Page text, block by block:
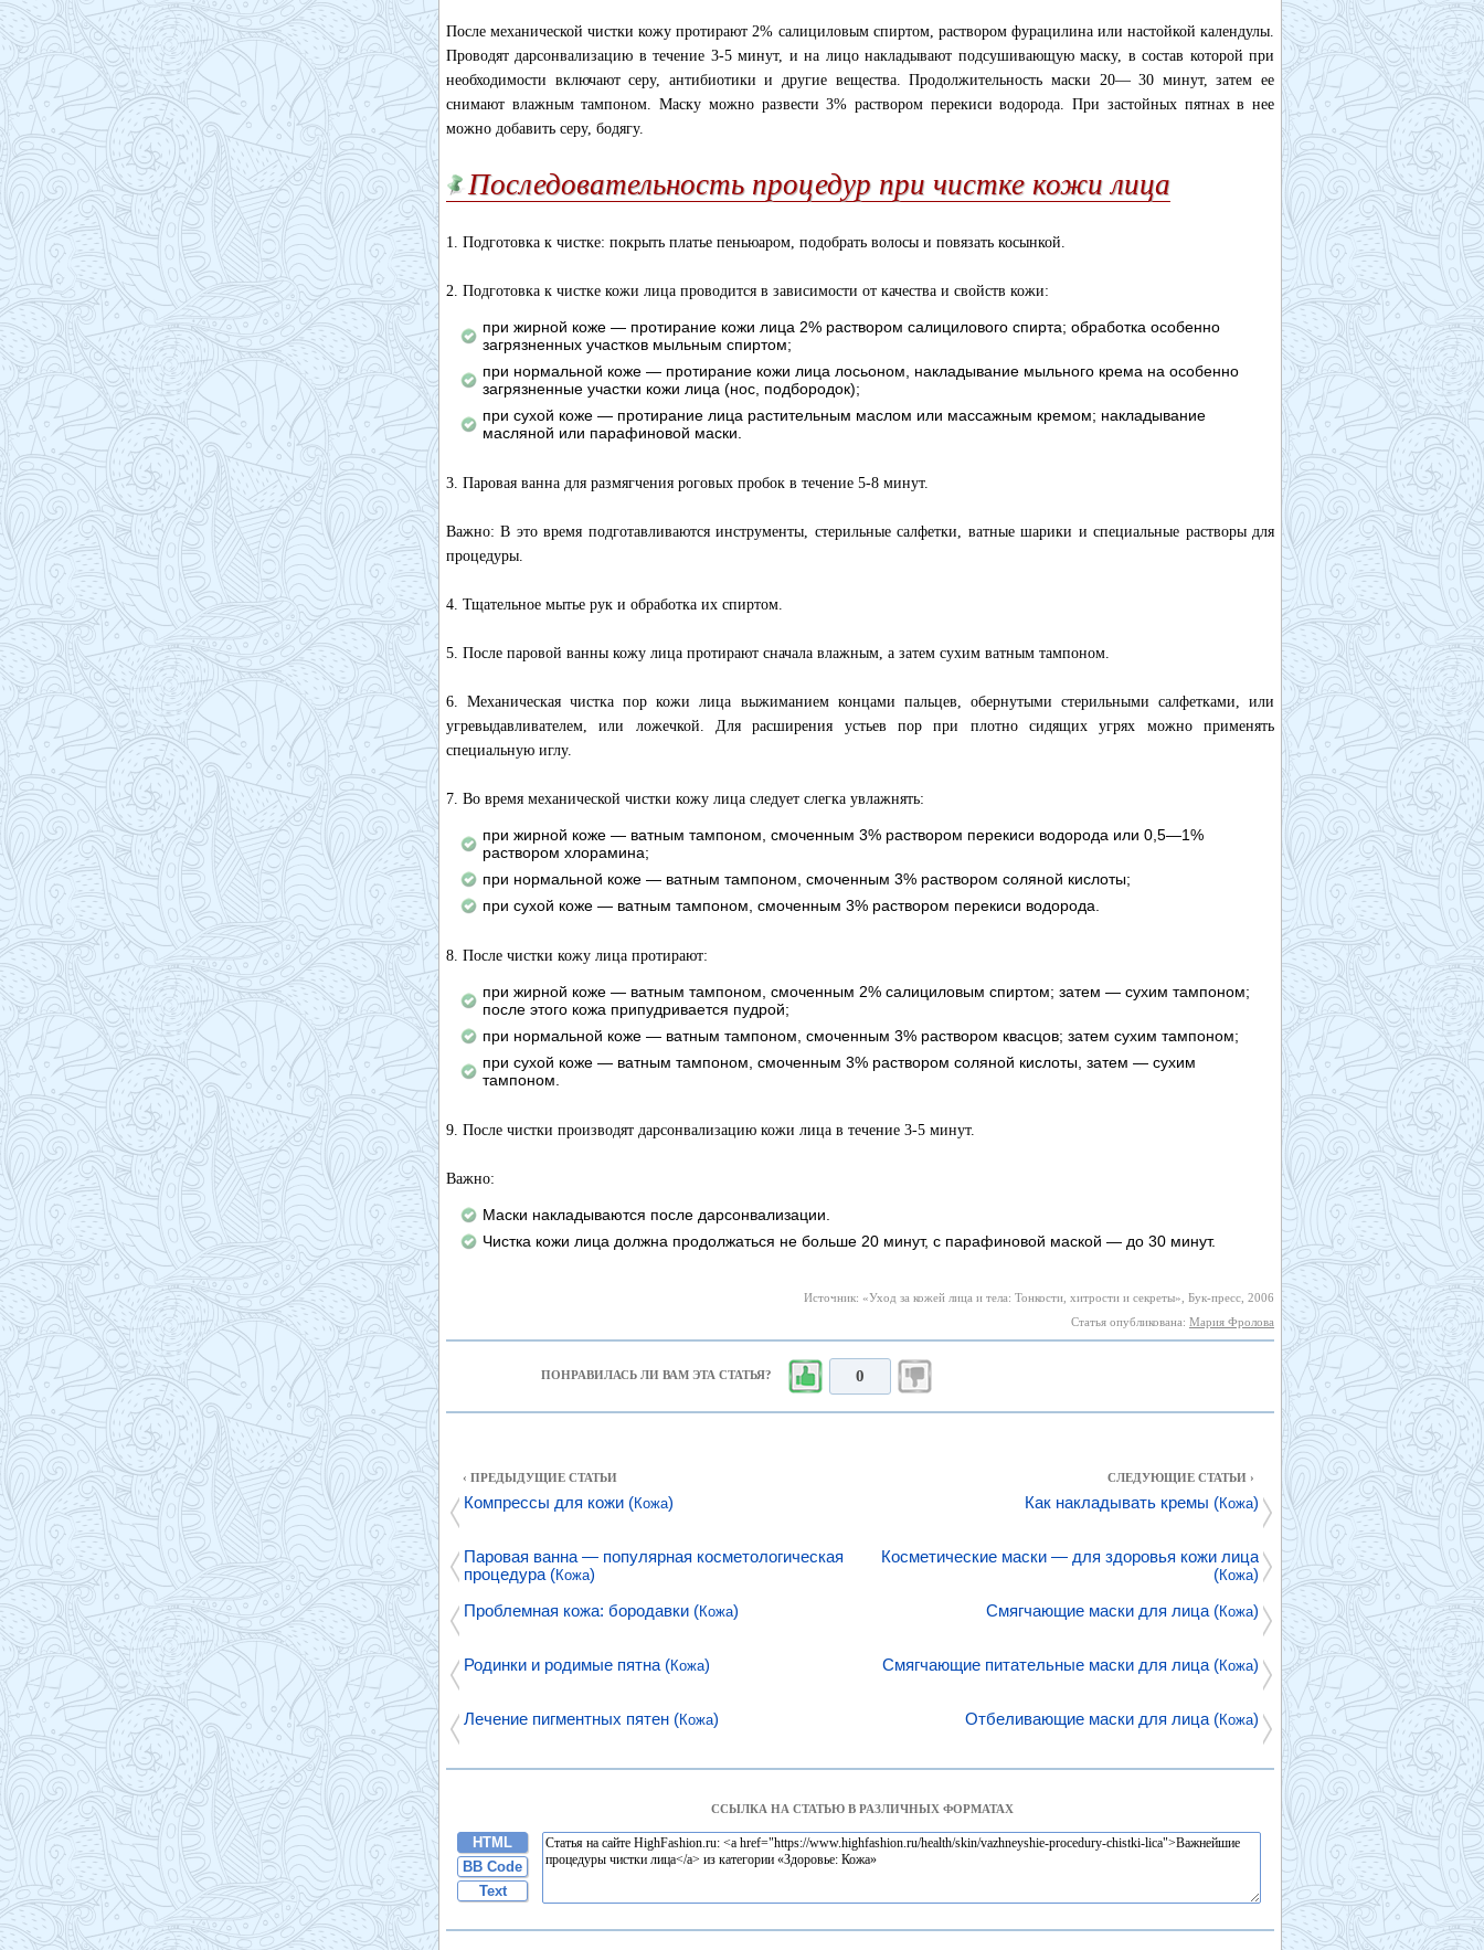
После механической чистки кожу протирают 2% салициловым спиртом, раствором фурацилина или настойкой календулы.
Проводят дарсонвализацию в течение 3-5 минут, и на лицо накладывают подсушивающую маску, в состав которой при
необходимости включают серу, антибиотики и другие вещества. Продолжительность маски 20— 30 минут, затем ее
снимают влажным тампоном. Маску можно развести 3% раствором перекиси водорода. При застойных пятнах в нее
можно добавить серу, бодягу.
Последовательность процедур при чистке кожи лица
1. Подготовка к чистке: покрыть платье пеньюаром, подобрать волосы и повязать косынкой.
2. Подготовка к чистке кожи лица проводится в зависимости от качества и свойств кожи:
при жирной коже — протирание кожи лица 2% раствором салицилового спирта; обработка особенно
загрязненных участков мыльным спиртом;
при нормальной коже — протирание кожи лица лосьоном, накладывание мыльного крема на особенно
загрязненные участки кожи лица (нос, подбородок);
при сухой коже — протирание лица растительным маслом или массажным кремом; накладывание
масляной или парафиновой маски.
3. Паровая ванна для размягчения роговых пробок в течение 5-8 минут.
Важно: В это время подготавливаются инструменты, стерильные салфетки, ватные шарики и специальные растворы для
процедуры.
4. Тщательное мытье рук и обработка их спиртом.
5. После паровой ванны кожу лица протирают сначала влажным, а затем сухим ватным тампоном.
6. Механическая чистка пор кожи лица выжиманием концами пальцев, обернутыми стерильными салфетками, или
угревыдавливателем, или ложечкой. Для расширения устьев пор при плотно сидящих угрях можно применять
специальную иглу.
7. Во время механической чистки кожу лица следует слегка увлажнять:
при жирной коже — ватным тампоном, смоченным 3% раствором перекиси водорода или 0,5—1%
раствором хлорамина;
при нормальной коже — ватным тампоном, смоченным 3% раствором соляной кислоты;
при сухой коже — ватным тампоном, смоченным 3% раствором перекиси водорода.
8. После чистки кожу лица протирают:
при жирной коже — ватным тампоном, смоченным 2% салициловым спиртом; затем — сухим тампоном;
после этого кожа припудривается пудрой;
при нормальной коже — ватным тампоном, смоченным 3% раствором квасцов; затем сухим тампоном;
при сухой коже — ватным тампоном, смоченным 3% раствором соляной кислоты, затем — сухим
тампоном.
9. После чистки производят дарсонвализацию кожи лица в течение 3-5 минут.
Важно:
Маски накладываются после дарсонвализации.
Чистка кожи лица должна продолжаться не больше 20 минут, с парафиновой маской — до 30 минут.
Источник: «Уход за кожей лица и тела: Тонкости, хитрости и секреты», Бук-пресс, 2006
Статья опубликована: Мария Фролова
ПОНРАВИЛАСЬ ЛИ ВАМ ЭТА СТАТЬЯ? 0
‹ ПРЕДЫДУЩИЕ СТАТЬИ
Компрессы для кожи (Кожа)
Паровая ванна — популярная косметологическая
процедура (Кожа)
Проблемная кожа: бородавки (Кожа)
Родинки и родимые пятна (Кожа)
Лечение пигментных пятен (Кожа)
СЛЕДУЮЩИЕ СТАТЬИ ›
Как накладывать кремы (Кожа)
Косметические маски — для здоровья кожи лица
(Кожа)
Смягчающие маски для лица (Кожа)
Смягчающие питательные маски для лица (Кожа)
Отбеливающие маски для лица (Кожа)
ССЫЛКА НА СТАТЬЮ В РАЗЛИЧНЫХ ФОРМАТАХ
HTML
BB Code
Text